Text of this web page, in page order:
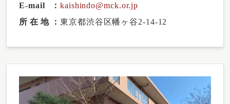
E-mail
kaishindo@mck.or.jp
所在地
東京都渋谷区幡ヶ谷2-14-12